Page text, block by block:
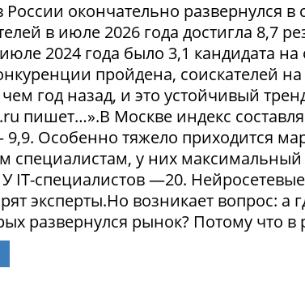
России окончательно развернулся
в июле 2026 года достигла 8,7
2024 года было 3,1 кандидата
пройдена, соискателей
год назад, и это устойчивый
пишет…».В Москве индекс
9,9. Особенно тяжело приходится
специалистам, у них
IT-специалистов —20.
эксперты.Но возникает вопрос: а
развернулся рынок? Потому что в